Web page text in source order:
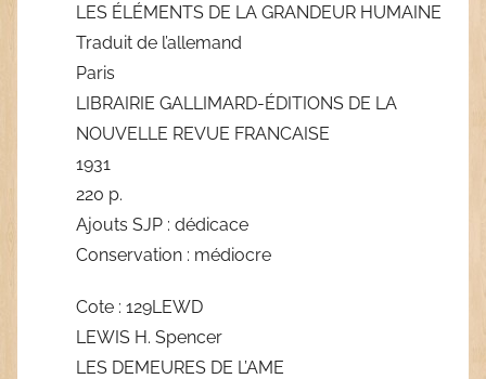
LES ÉLÉMENTS DE LA GRANDEUR HUMAINE
Traduit de l’allemand
Paris
LIBRAIRIE GALLIMARD-ÉDITIONS DE LA
NOUVELLE REVUE FRANCAISE
1931
220 p.
Ajouts SJP : dédicace
Conservation : médiocre
Cote : 129LEWD
LEWIS H. Spencer
LES DEMEURES DE L’AME